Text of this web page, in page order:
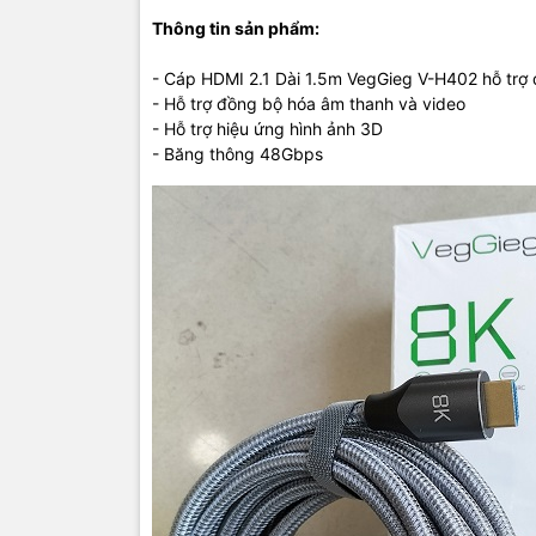
Thông tin sản phẩm:
- Cáp HDMI 2.1 Dài 1.5m VegGieg V-H402 hỗ
- Hỗ trợ đồng bộ hóa âm thanh và video
- Hỗ trợ hiệu ứng hình ảnh 3D
- Băng thông 48Gbps
TIC.VN –
chuyên
tivi, tủ
mang đến
của doanh